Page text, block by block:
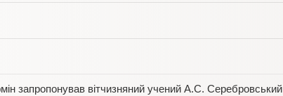
запропонував вітчизняний учений А.С. Серебровський